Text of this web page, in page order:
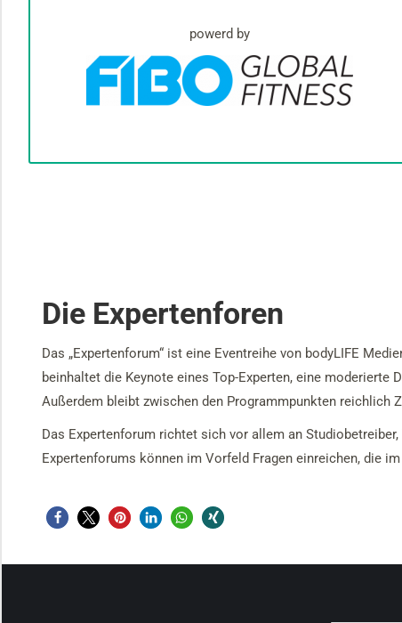
powerd by
Die Expertenforen
Das „Expertenforum“ ist eine Eventreihe von bodyLIFE
beinhaltet die Keynote eines Top-Experten, eine
Außerdem bleibt zwischen den Programmpunkten reichlich
Das Expertenforum richtet sich vor allem an
Expertenforums können im Vorfeld Fragen einreichen, die